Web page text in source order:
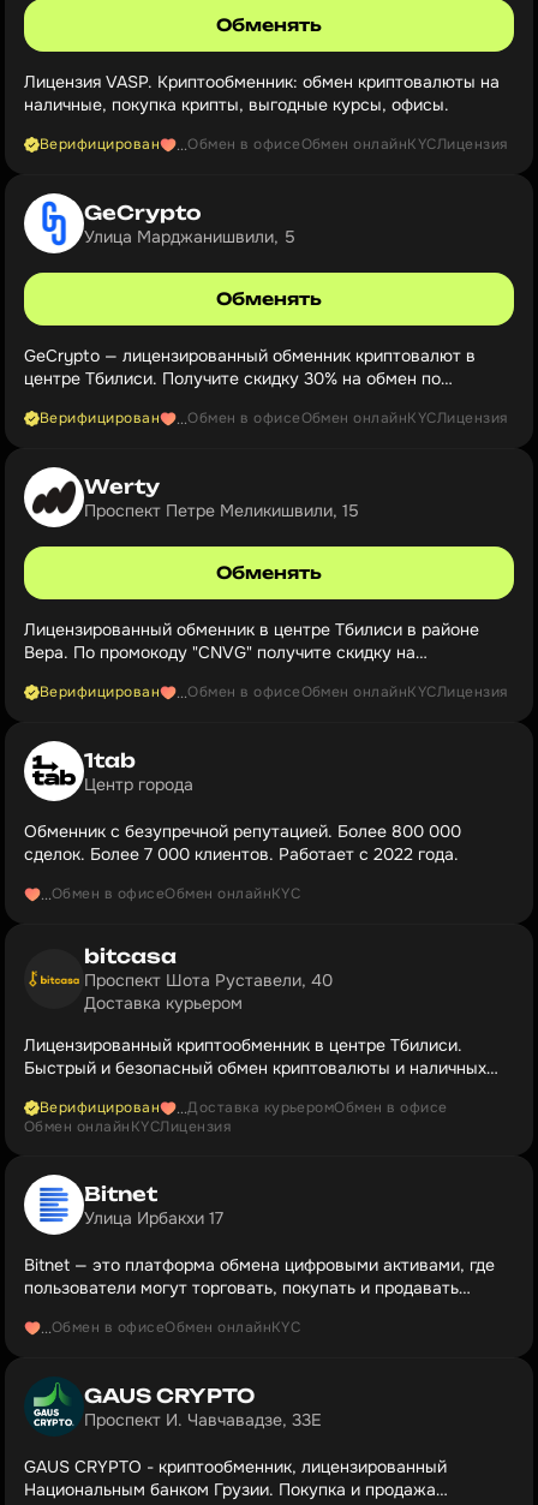
Обменять
Лицензия VASP. Криптообменник: обмен криптовалюты на
наличные, покупка крипты, выгодные курсы, офисы.
Верифицирован ...Обмен в офисеОбмен онлайнKYCЛицензия
GeCrypto
Улица Марджанишвили, 5
Обменять
GeCrypto — лицензированный обменник криптовалют в
центре Тбилиси. Получите скидку 30% на обмен по
Верифицирован ...Обмен в офисеОбмен онлайнKYCЛицензия
Werty
Проспект Петре Меликишвили, 15
Обменять
Лицензированный обменник в центре Тбилиси в районе
Вера. По промокоду "CNVG" получите скидку на
Верифицирован ...Обмен в офисеОбмен онлайнKYCЛицензия
1tab
Центр города
Обменник с безупречной репутацией. Более 800 000
сделок. Более 7 000 клиентов. Работает с 2022 года.
...Обмен в офисеОбмен онлайнKYC
bitcasa
Проспект Шота Руставели, 40
Доставка курьером
Лицензированный криптообменник в центре Тбилиси.
Быстрый и безопасный обмен криптовалюты и наличных
Верифицирован ...Доставка курьеромОбмен в офисе
Обмен онлайнKYCЛицензия
Bitnet
Улица Ирбакхи 17
Bitnet — это платформа обмена цифровыми активами, где
пользователи могут торговать, покупать и продавать
...Обмен в офисеОбмен онлайнKYC
GAUS CRYPTO
Проспект И. Чавчавадзе, 33E
GAUS CRYPTO - криптообменник, лицензированный
Национальным банком Грузии. Покупка и продажа